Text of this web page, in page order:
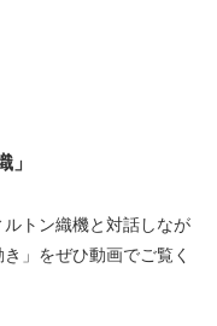
トン織機と対話しなが
」をぜひ動画でご覧く